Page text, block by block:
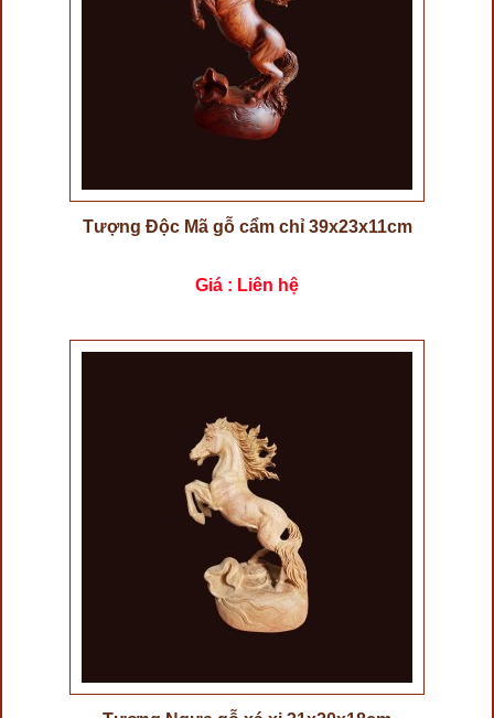
Tượng Độc Mã gỗ cẩm chỉ 39x23x11cm
Giá : Liên hệ